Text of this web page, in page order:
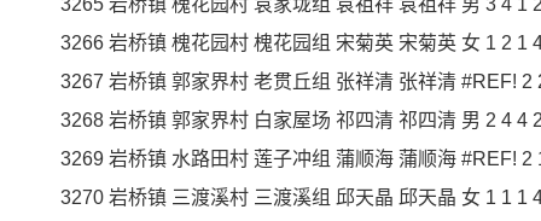
3265 岩桥镇 槐花园村 袁家垅组 袁祖祥 袁祖祥 男 3 4 1
3266 岩桥镇 槐花园村 槐花园组 宋菊英 宋菊英 女 1 2 1
3267 岩桥镇 郭家界村 老贯丘组 张祥清 张祥清 #REF! 2
3268 岩桥镇 郭家界村 白家屋场 祁四清 祁四清 男 2 4 4
3269 岩桥镇 水路田村 莲子冲组 蒲顺海 蒲顺海 #REF! 2
3270 岩桥镇 三渡溪村 三渡溪组 邱天晶 邱天晶 女 1 1 1